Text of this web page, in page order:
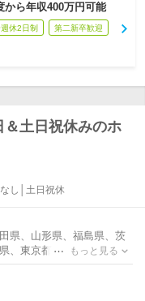
ら年収400万円可能
休2日制 第二新卒歓迎
土日祝休みのホ
し│土日祝休
県、山形県、福島県、茨
、東京都、神奈川県、富
、長野県、岐阜県、静岡
大阪府、兵庫県、奈良
、広島県、山口県、徳島
もっと見る